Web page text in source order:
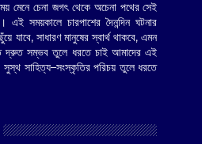
মেনে চেনা জগৎ থেকে অচেনা পথের সেই
সময়কালে চারপাশের দৈনন্দিন ঘটনার
যাবে, সাধারণ মানুষের স্বার্থ থাকবে, এমন
দ্রুত সম্ভব তুলে ধরতে চাই আমাদের এই
সুস্থ সাহিত্য–সংস্কৃতির পরিচয় তুলে ধরতে